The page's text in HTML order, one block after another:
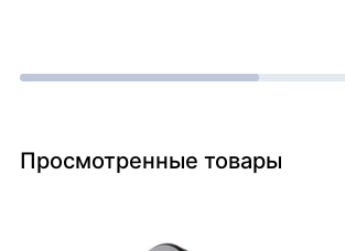
Просмотренные товары